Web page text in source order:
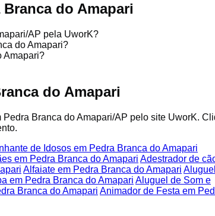
do Amapari
AP pela UworK?
do Amapari?
Amapari?
do Amapari
Branca do Amapari/AP pelo site UworK.
de Idosos em Pedra Branca do Amapari
em Pedra Branca do Amapari Adestrador de
Alfaiate em Pedra Branca do Amapari
em Pedra Branca do Amapari Aluguel de Som e
Branca do Amapari Animador de Festa em